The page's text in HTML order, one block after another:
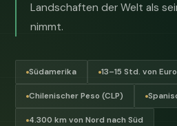
Landschaften der Welt als
nimmt.
Südamerika 13–15 Std. von
Chilenischer Peso (CLP)
4.300 km von Nord nach Süd